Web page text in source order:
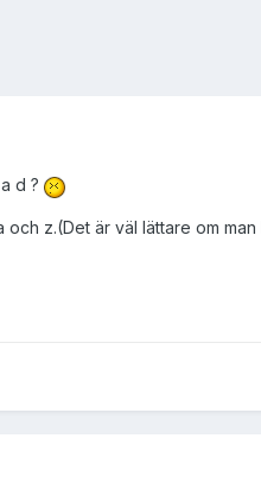
d ?
z.(Det är väl lättare om